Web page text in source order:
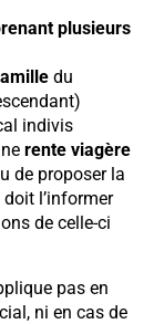
plusieurs
du
indivis
rente viagère
de proposer la
l’informer
de celle-ci
pas en
ni en cas de